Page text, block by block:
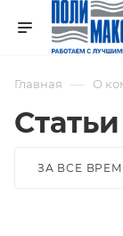
Главная — О
Статьи
ЗА ВСЕ